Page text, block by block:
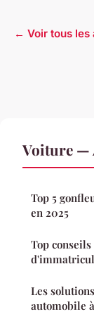
← Voir tous les
Voiture —
Top 5
en 2025
Top
Les
automobile